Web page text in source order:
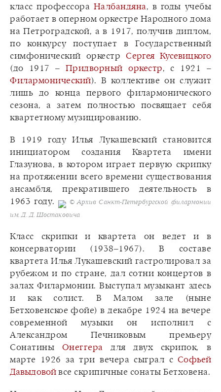
класс профессора Налбандяна, в годы учебы
работает в оперном оркестре Народного дома
на Петроградской, а в 1917, получив диплом,
по конкурсу поступает в Государственный
симфонический оркестрСергея Кусевицкого
(до 1917 – Придворный оркестр, с 1921 –
Филармонический). В коллективе он служит
лишь до конца первого филармонического
сезона, а затем полностью посвящает себя
квартетному музицированию.
В 1919 году Илья Лукашевский становится
инициатором создания Квартета имени
Глазунова, в котором играет первую скрипку
на протяжении всего времени существования
ансамбля, прекратившего деятельность в
1963 году.
© Архив Санкт-Петербургской филармонии
им. Д. Д. Шостаковича
Класс скрипки и квартета он ведет и в
консерватории (1938–1967). В составе
квартета Илья Лукашевский гастролировал за
рубежом и по стране, дал сотни концертов в
залах Филармонии. Выступал музыкант здесь
и как солист. В Малом зале (ныне
Бетховенское фойе) в декабре 1924 на вечере
современной музыки он исполнил с
Александром Печниковым премьеру
Сонатины Онеггера для двух скрипок, в
марте 1926 за три вечера сыграл сСофьей
Давыдовойвсе скрипичные сонаты Бетховена.